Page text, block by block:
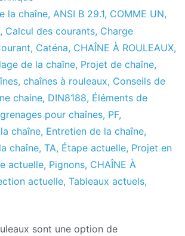
la chaîne, ANSI B 29.1, COMME UN,
, Calcul des courants, Charge
, Caténa, CHAÎNE À ROULEAUX,
de la chaîne, Projet de chaîne,
, chaînes à rouleaux, Conseils de
chaine, DIN8188, Éléments de
pour chaînes, PF,
chaîne, Entretien de la chaîne,
chaîne, TA, Étape actuelle, Projet en
actuelle, Pignons, CHAÎNE À
actuelle, Tableaux actuels,
sont une option de